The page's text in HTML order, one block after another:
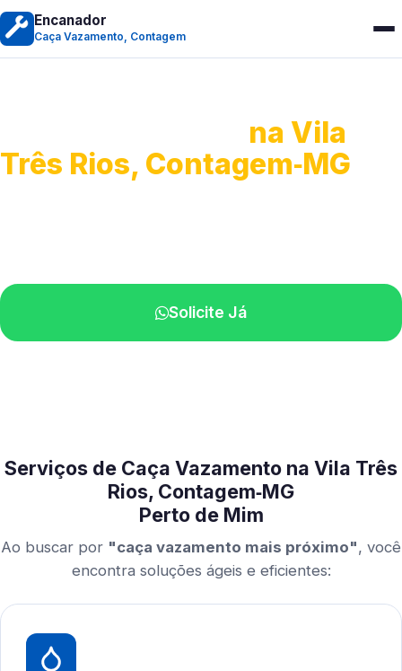
Encanador
Caça Vazamento, Contagem
na Vila
Três Rios, Contagem‑MG
Solicite Já
Serviços de Caça Vazamento na Vila Três
Rios, Contagem‑MG
Perto de Mim
Ao buscar por "caça vazamento mais próximo", você
encontra soluções ágeis e eficientes: